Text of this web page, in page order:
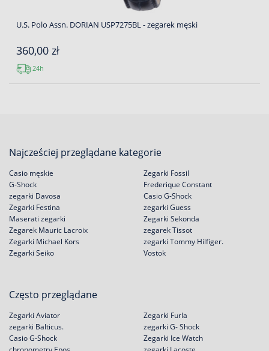
U.S. Polo Assn. DORIAN USP7275BL - zegarek męski
360,00 zł
24h
Najcześciej przeglądane kategorie
Casio męskie
G-Shock
zegarki Davosa
Zegarki Festina
Zegarki Fossil
Frederique Constant
Casio G-Shock
zegarki Guess
Maserati zegarki
Zegarek Mauric Lacroix
Zegarki Michael Kors
Zegarki Seiko
Zegarki Sekonda
zegarek Tissot
zegarki Tommy Hilfiger.
Vostok
Często przeglądane
Zegarki Aviator
zegarki Balticus.
Casio G-Shock
Zegarki Furla
zegarki G- Shock
Zegarki Ice Watch